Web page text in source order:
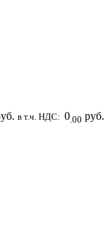
в т.ч. НДС: 0.00 руб.